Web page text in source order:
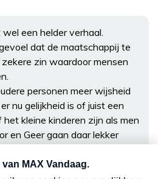
een helder verhaal.
dat de maatschappij te
zin waardoor mensen
personen meer wijsheid
nu gelijkheid is of juist een
kleine kinderen zijn als men
en Geer gaan daar lekker
zijn er geen geheimen